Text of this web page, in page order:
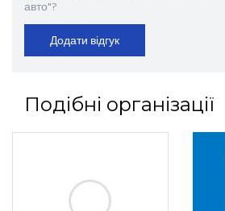
авто"?
Додати відгук
Подібні організації